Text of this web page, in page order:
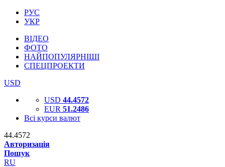
РУС
УКР
ВІДЕО
ФОТО
НАЙПОПУЛЯРНІШІ
СПЕЦПРОЕКТИ
USD
USD 44.4572
EUR 51.2486
Всі курси валют
44.4572
Авторизація
Пошук
RU